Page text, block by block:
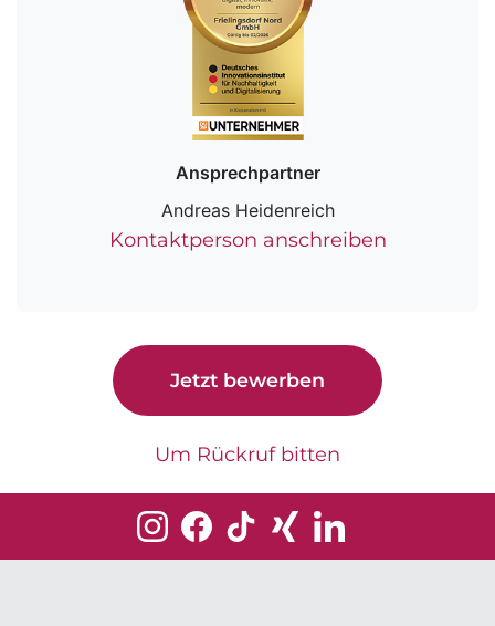
Ansprechpartner
Andreas Heidenreich
Kontaktperson anschreiben
Jetzt bewerben
Um Rückruf bitten